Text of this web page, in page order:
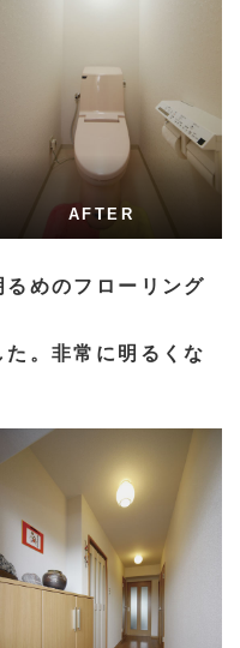
AFTER
めのフローリング
。非常に明るくな